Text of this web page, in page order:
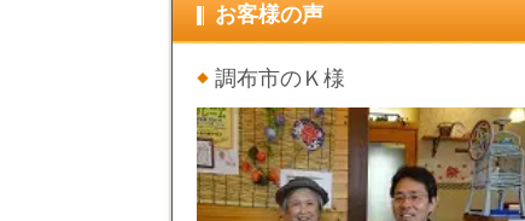
お客様の声
調布市のＫ様